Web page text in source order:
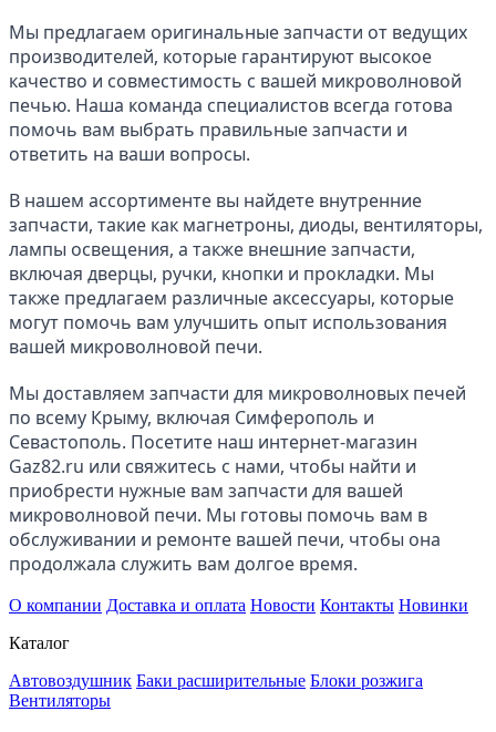
Мы предлагаем оригинальные запчасти от ведущих
производителей, которые гарантируют высокое
качество и совместимость с вашей микроволновой
печью. Наша команда специалистов всегда готова
помочь вам выбрать правильные запчасти и
ответить на ваши вопросы.
В нашем ассортименте вы найдете внутренние
запчасти, такие как магнетроны, диоды, вентиляторы,
лампы освещения, а также внешние запчасти,
включая дверцы, ручки, кнопки и прокладки. Мы
также предлагаем различные аксессуары, которые
могут помочь вам улучшить опыт использования
вашей микроволновой печи.
Мы доставляем запчасти для микроволновых печей
по всему Крыму, включая Симферополь и
Севастополь. Посетите наш интернет-магазин
Gaz82.ru или свяжитесь с нами, чтобы найти и
приобрести нужные вам запчасти для вашей
микроволновой печи. Мы готовы помочь вам в
обслуживании и ремонте вашей печи, чтобы она
продолжала служить вам долгое время.
О компании Доставка и оплата Новости Контакты Новинки
Каталог
Автовоздушник Баки расширительные Блоки розжига
Вентиляторы